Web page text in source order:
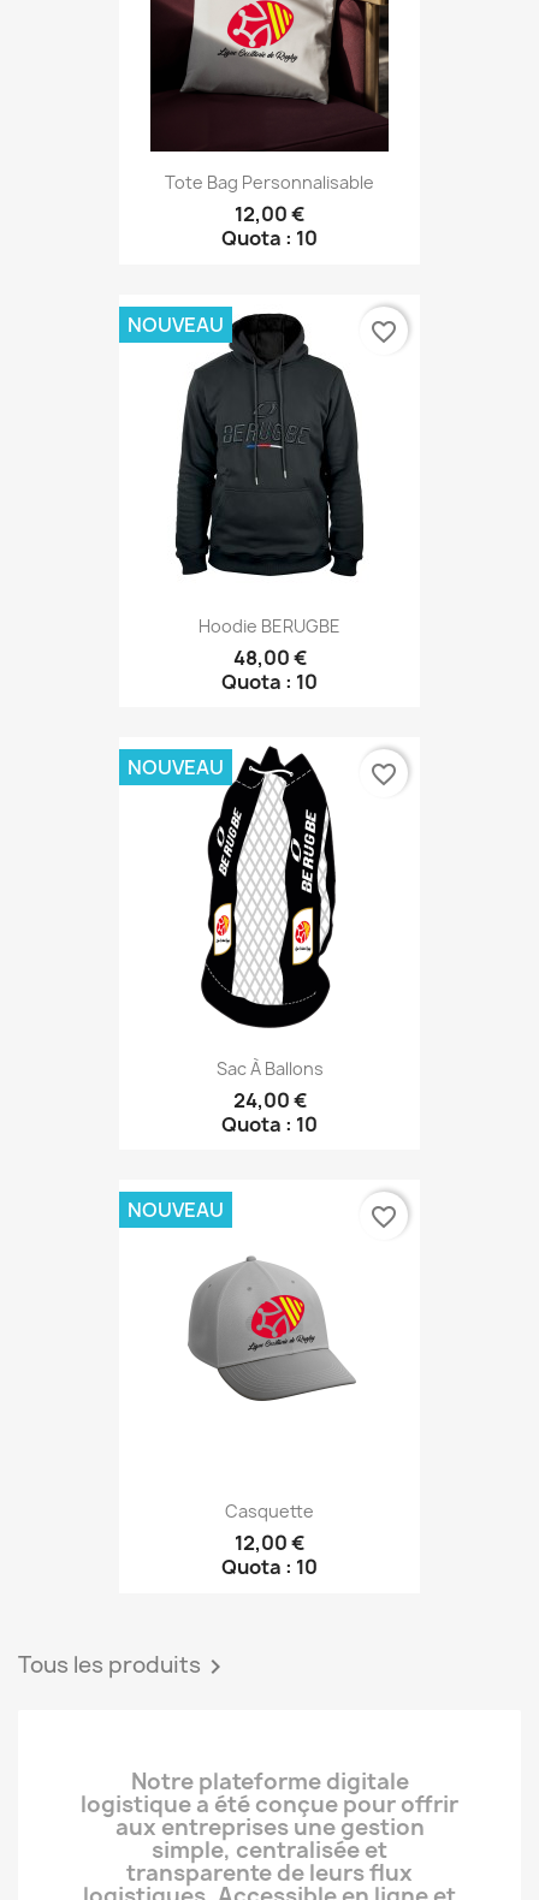
Tote Bag Personnalisable
12,00 €
Quota : 10
Hoodie BERUGBE
48,00 €
Quota : 10
NOUVEAU favorite_border
Sac À Ballons
24,00 €
Quota : 10
NOUVEAU favorite_border
Casquette
12,00 €
Quota : 10
NOUVEAU favorite_border
Tous les produits 
Notre plateforme digitale
logistique a été conçue pour offrir
aux entreprises une gestion
simple, centralisée et
transparente de leurs flux